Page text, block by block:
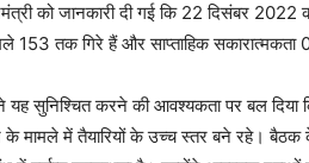
को जानकारी दी गई कि 22 दिसंबर 2022
153 तक गिरे हैं और साप्ताहिक सकारात्मकता
यह सुनिश्चित करने की आवश्यकता पर बल दिया
में तैयारियों के उच्च स्तर बने रहे। बैठक के